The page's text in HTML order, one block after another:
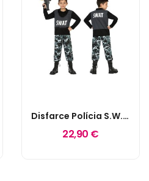
Disfarce Polícia S.W.A.T. 5-6 Anos
22,90 €